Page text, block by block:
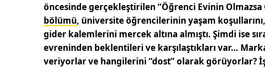
öncesinde gerçekleştirilen “Öğrenci Evinin Olmazsa
bölümü, üniversite öğrencilerinin yaşam
gider kalemlerini mercek altına almıştı. Şimdi ise
evreninden beklentileri ve karşılaştıkları var…
veriyorlar ve hangilerini “dost” olarak görüyorlar?